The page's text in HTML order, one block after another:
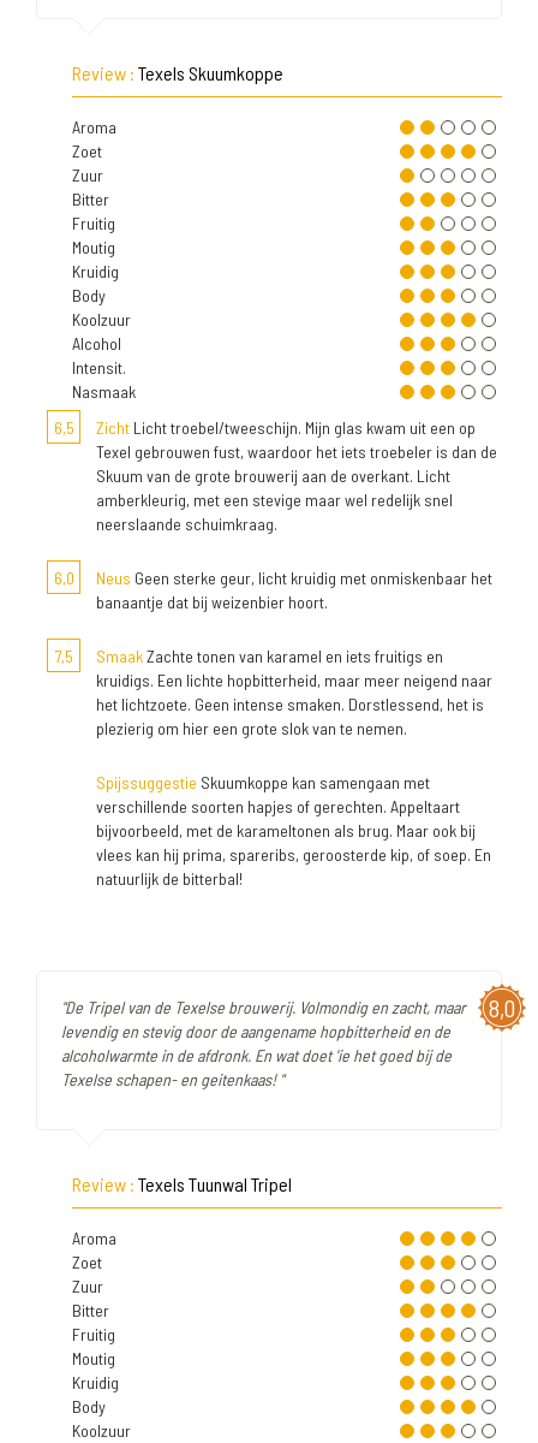
Review : Texels Skuumkoppe
Aroma
Zoet
Zuur
Bitter
Fruitig
Moutig
Kruidig
Body
Koolzuur
Alcohol
Intensit.
Nasmaak
6,5
Zicht Licht troebel/tweeschijn. Mijn glas kwam uit een op
Texel gebrouwen fust, waardoor het iets troebeler is dan de
Skuum van de grote brouwerij aan de overkant. Licht
amberkleurig, met een stevige maar wel redelijk snel
neerslaande schuimkraag.
6,0 Neus Geen sterke geur, licht kruidig met onmiskenbaar het
banaantje dat bij weizenbier hoort.
7,5 SmaakZachte tonen van karamel en iets fruitigs en
kruidigs. Een lichte hopbitterheid, maar meer neigend naar
het lichtzoete. Geen intense smaken. Dorstlessend, het is
plezierig om hier een grote slok van te nemen.
Spijssuggestie Skuumkoppe kan samengaan met
verschillende soorten hapjes of gerechten. Appeltaart
bijvoorbeeld, met de karameltonen als brug. Maar ook bij
vlees kan hij prima, spareribs, geroosterde kip, of soep. En
natuurlijk de bitterbal!
8,0
"De Tripel van de Texelse brouwerij. Volmondig en zacht, maar
levendig en stevig door de aangename hopbitterheid en de
alcoholwarmte in de afdronk. En wat doet 'ie het goed bij de
Texelse schapen- en geitenkaas! "
Review : Texels Tuunwal Tripel
Aroma
Zoet
Zuur
Bitter
Fruitig
Moutig
Kruidig
Body
Koolzuur